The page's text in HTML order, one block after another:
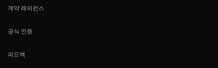
계약 레퍼런스
공식 인증
피드백